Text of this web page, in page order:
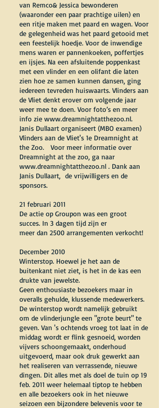
van Remco& Jessica bewonderen
(waaronder een paar prachtige uilen) en
een ritje maken met paard en wagen. Voor
de gelegenheid was het paard getooid met
een feestelijk hoedje. Voor de inwendige
mens waren er pannenkoeken, poffertjes
en ijsjes. Na een afsluitende poppenkast
met een vlinder en een olifant die laten
zien hoe ze samen kunnen dansen, ging
iedereen tevreden huiswaarts. Vlinders aan
de Vliet denkt erover om volgende jaar
weer mee te doen. Voor foto’s en meer
info zie www.dreamnightatthezoo.nl.
Janis Dullaart organiseert (MBO examen)
Vlinders aan de Vliet's 1e Dreamnight at
the Zoo. Voor meer informatie over
Dreamnight at the zoo, ga naar
www.dreamnightatthezoo.nl . Dank aan
Janis Dullaart, de vrijwilligers en de
sponsors.
21 februari 2011
De actie op Groupon was een groot
succes. In 3 dagen tijd zijn er
meer dan 2500 arrangementen verkocht!
December 2010
Winterstop. Hoewel je het aan de
buitenkant niet ziet, is het in de kas een
drukte van jewelste.
Geen enthousiaste bezoekers maar in
overalls gehulde, klussende medewerkers.
De winterstop wordt namelijk gebruikt
om de vlinderjungle een "grote beurt" te
geven. Van 's ochtends vroeg tot laat in de
middag wordt er flink gesnoeid, worden
vijvers schoongemaakt, onderhoud
uitgevoerd, maar ook druk gewerkt aan
het realiseren van verrassende, nieuwe
dingen. Dit alles met als doel de tuin op 19
feb. 2011 weer helemaal tiptop te hebben
en alle bezoekers ook in het nieuwe
seizoen een bijzondere belevenis voor te